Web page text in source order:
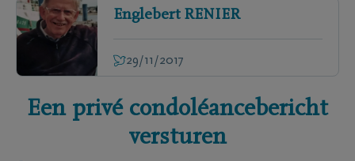
Englebert RENIER
29/11/2017
Een privé condoléancebericht
versturen